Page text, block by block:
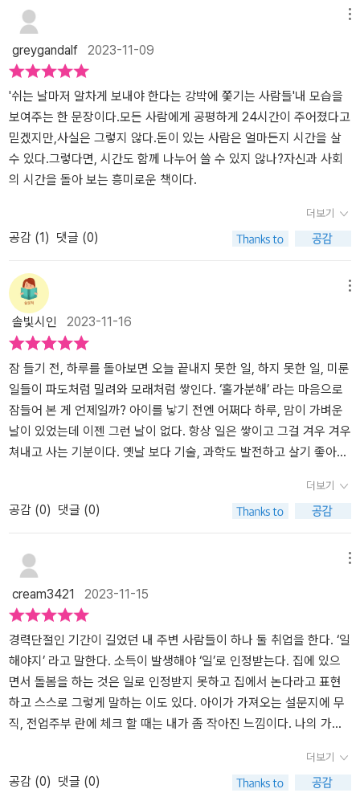
일, 노인 돌봄 이런 일들은노동으로 취급되지 않은 거죠.(무보수) 정
규직을 가진, 보수를 받는 이들이 대다수가 아님에도그 외의 일들을
하는 많은 이들의 상황은 계산되지 않았어요. 여기선 인간다움을 위
한 8시간 안에서인간다움을 느낄 시간이 부족하다!집안일, 육아 등을
해야 하기에 시간이 당연히 부족하다!쉴 시간이 없다!자기 계발할 시
간조차 없다!(그렇지 않나요??) 그렇다면 바뀌어야 하지 않을까
요? 100여 년 전 시작된 8시간 근무제를 지금까지 이어가야 할까
요? 누구를 위한 근무시간일까요? 다음날 일을 하러 갈 수 있도록 기
초가 되어주는재생산 활동도 일이라고 생각할 수 있나요?질문합니
사회의 문제이다에어느 정도 공감을 하게 되었습니다. 어떤 근무 시
간을 선택하던육아나 집안일의 노동시간을 인정해 주며,재충전의 시
간도 가지면서 시간을 좀 더 효율적으로사용하라는 말이 아닐까 싶어
요. (저의 바람!) 세계적인 기업들의 복지도 생각납니다.한편으로 성
공한 부자들은 더 많은 시간을 들여 일을 하기도 합니다. 이쪽이 정답
이다! 보다 틀을 깬 생각의 확장을 해보시길 바랍니다. 앞으로 우리가
나아갈 방향이 어느 쪽인지 말이죠. 책을 읽으며 다양한 생각이 들었
고 그중 일부를 적어보았어요.(다른 것들도 할 말이 많아집니다 ㅋㅋ
ㅋ) 원더박스 출판사의 도서 지원으로 읽고 적은 후기입니다.
준비와 진행을 모두 도맡는다. 또, 어린이 독서회가 월 2회, 격주 토요
일에 나눠 진행된다. 정기적인 서포터즈 활동이 현재 3개(인문도서,
그림책, 앰배서더)이며, 유동적으로 참여하는 서평단활동이 월 2~3
개다. 한 달 평균 ‘일’을 위해 읽어야 하는 책은 15~17권이 된다. 한
달을 30일로 잡았을 때 이틀에 한권을 부지런히 읽어 발제문을 위한
질문을 만들고, 서평을 작성해야 한다. 이런 내가 얻는 수익은, 아마
들으면 모두가 깜짝 놀랄 것이다. 나는 이야기 한다. “돈 벌려고 하는
일이 아니잖아요” 그럼, 나는 무엇 때문에 이 일을 하는 것인가? 내
가 이렇게 빠듯하게 시간을 분단위로 쪼개서 쓰고 있는 현실이 이 책
내 입에서 쉴 새 없이 나오는 “시간 없어!”, “나는 너무 바빠”가 어떤
이유들 위에 놓여 있었는지가 명징해졌다. 노동의 범주 안에 우리가
미처 할애하지 못했던 지점들이 보다 더 명확하게 보였다. 앞 서 읽은
책과 많은 면들이 겹쳐져 있는 내용이라 좀 더 의미 있게 짚어볼 수 있
었다. 왜 나의 노동이 노동으로서의 값을 제대로 매길 수 없었는지,
‘열정’이라는, ‘헌신이라는, ’사랑‘이라는 자가당착 속에서 길 잃은 나
의 권리와 당위가 어떻게 희미해져 갔는지를 알 수 있었다. ’돌봄‘의
시간 속에 제기 될 수 없었던 약자들이 보였고, 그 약자 중 한 사람이
절실히도 ’나‘였다는 생각이 미쳤다. 책 속 어린이의 시간과, 자유시
간에 대해 언급되는 내용들이 특히나 인상적이었다. 모두에게 공평하
게 주어진다고 느끼는 하루 24시간이라는 시간이 권력의 불평등속에
서 어떻게 좌지우지 되고 있는지, 아이의 시간을 우리의 미래로 보는
에서 우리는 얼만큼의 ‘자유’를 누리고 있는지, 그 자유의 자율성은 어
떻게 부여되고 거세되는지에 대해서도 재차 인지할 수 있었다. 각 챕
터별로 효과적인 해결점들을 시원하게 제시하기도 한다. 여전히 많
은 사람들이 다른 사람의 시간을 자기 시간으로 생각하거나 가치가
덜 하다고 여기는 것을 정상이라고 생각하는 듯하다. 권력이 차이는
바로 이렇게 생겨난다. 46 우리는 노동시간에 대해 논의할 때, 좋은
근무 조건을 조성하는 데만 신경 쓸 것이 아니라 직업 활동이 모든 사
회구성원에게 영향을 준다는 사실을 인식하고 이를 고려해야 한다. 8
5 더 많은 평등을 실현하기 위해 여성은 100년 전에 만들어진, 돌봄
책임이 없는 사람들의 전형적인 직업을 기준으로 삼는 근로 시간에
자신을 맞춰야 한다. 이처럼 전일제 일자리 규범의 핵심은 차별이다.
124 자녀가 없어야만 자유롭다면 이는 무언가 단단히 잘못된 것이
우리의 시간이 늘 부족한 이유는 큰 책임을 져야 하거나 해야 할 일이
많을 때 우리가 서로를 충분히 지원하지 않기 때문이다. 343 시간이
greygandalf 2023-11-09
'쉬는 날마저 알차게 보내야 한다는 강박에 쫓기는 사람들'내 모습을
보여주는 한 문장이다.모든 사람에게 공평하게 24시간이 주어졌다고
믿겠지만,사실은 그렇지 않다.돈이 있는 사람은 얼마든지 시간을 살
수 있다.그렇다면, 시간도 함께 나누어 쓸 수 있지 않나?자신과 사회
의 시간을 돌아 보는 흥미로운 책이다.
더보기
공감 (1) 댓글 (0)
솔빛시인 2023-11-16
잠 들기 전, 하루를 돌아보면 오늘 끝내지 못한 일, 하지 못한 일, 미룬
일들이 파도처럼 밀려와 모래처럼 쌓인다. ‘홀가분해’ 라는 마음으로
잠들어 본 게 언제일까? 아이를 낳기 전엔 어쩌다 하루, 맘이 가벼운
날이 있었는데 이젠 그런 날이 없다. 항상 일은 쌓이고 그걸 겨우 겨우
쳐내고 사는 기분이다. 옛날 보다 기술, 과학도 발전하고 살기 좋아졌
까? <시간을 잃어버린 사람들>은 독일의 저널리스트인 저자가 우리
가 왜 시간이 부족한지 그 원인과 우리가 시간을 자유롭게 누리려면
무엇이 필요한지 근거를 들어 주장하는 책이다. 노동, 돌봄, 자유 시
간, 어린이, 정치 등으로 나눠 살펴보고 독일의 현실을 보여주는 관련
자료와 학자들의 주장도 나와서 찬찬히 읽는데 시간이 꽤 걸렸다. 그
만큼 공부하고 느낀 점도 많았다. 우리는 시간을 많이 들이지 않고 무
엇이든 할 수 있는게 좋은 거라고 생각한다. 바쁘니, 청소도 돈을 써서
하고 밥도 빨리 먹고 미라클 모닝을 하며 잠을 줄인다. 개인이 노-력
하면 잠도 줄이고 자기계발하고 일도 열심히 하면 성공할 거라고. 하
지만 저자는 그건 잘못되었다고 아니라고 말한다. 우린 그와 반대로
일하는 시간은 줄이고 서로를 돌보며 자유 시간과 정치에 참여하는
시간도 필요하다고. 아마 대부분은 이게 가능한 일이냐고 반문할 거
면 일자리는 늘리며 시간을 줄일 수 있다. 지금 우리나라는 핵개인의
시대라는 말도 나오지만 사실, 혼자서 산다는 건 불가능하다. 혼자서
더보기
공감 (0) 댓글 (0)
cream3421 2023-11-15
경력단절인 기간이 길었던 내 주변 사람들이 하나 둘 취업을 한다. ‘일
해야지’ 라고 말한다. 소득이 발생해야 ‘일’로 인정받는다. 집에 있으
면서 돌봄을 하는 것은 일로 인정받지 못하고 집에서 논다라고 표현
하고 스스로 그렇게 말하는 이도 있다. 아이가 가져오는 설문지에 무
직, 전업주부 란에 체크 할 때는 내가 좀 작아진 느낌이다. 나의 가치
로 나의 가치를 환산 받는 사회이기에 우리는 기를 쓰고 나의 가치를
확인하고 싶어한다. 돌봄 노동에 정당한 가치를 두고 모두 돌봄을 해
더보기
공감 (0) 댓글 (0)